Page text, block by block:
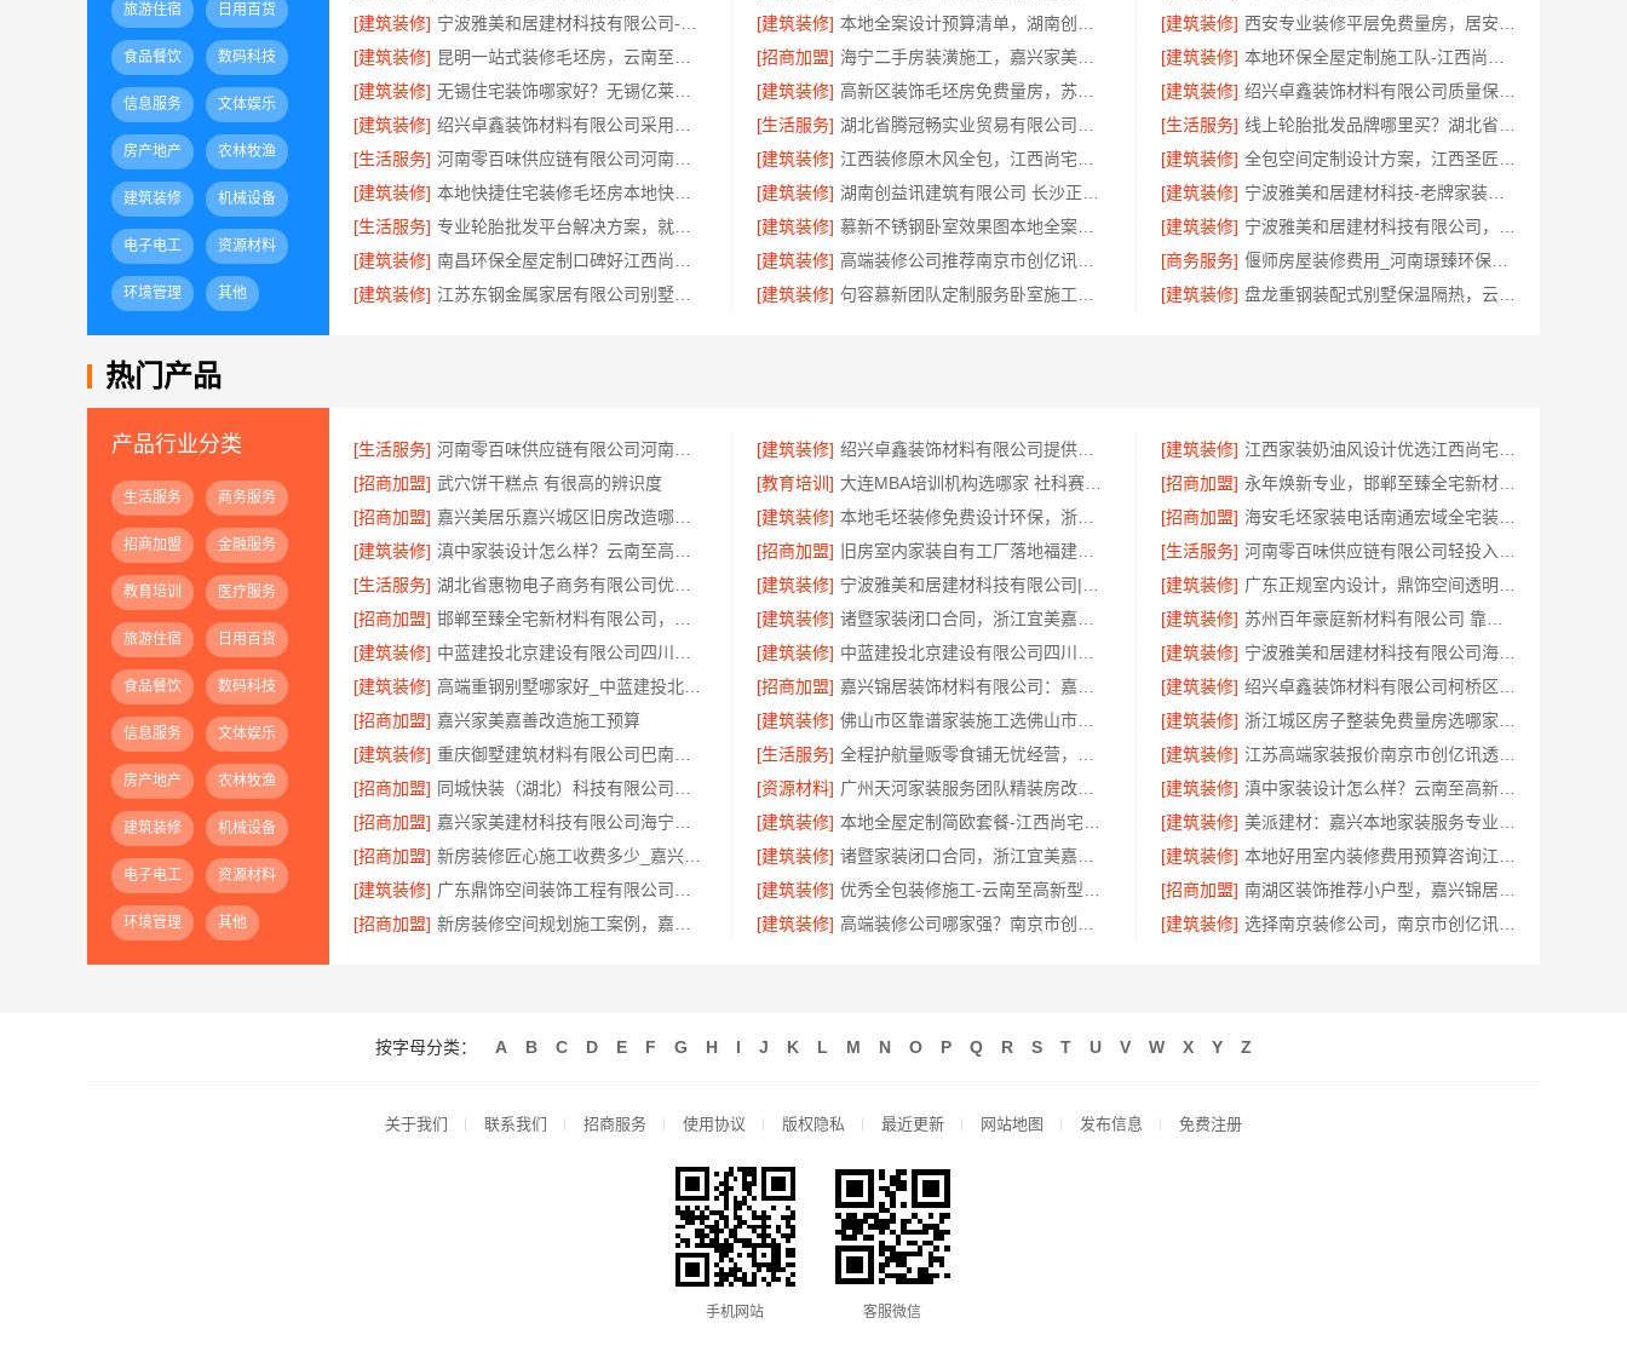
旅游住宿 日用百货
食品餐饮 数码科技
信息服务 文体娱乐
房产地产 农林牧渔
建筑装修 机械设备
电子电工 资源材料
环境管理 其他
[建筑装修]
[建筑装修] [建筑装修]
[建筑装修]
[招商加盟] [建筑装修]
[建筑装修]
[建筑装修] [建筑装修]
绍兴卓鑫装饰材料有限公司质量保障放心选
[建筑装修]
[生活服务] [生活服务]
[生活服务]
[建筑装修] [建筑装修]
[建筑装修]
[建筑装修] [建筑装修]
宁波雅美和居建材科技-老牌家装设计施工对接
[生活服务]
[建筑装修] [建筑装修]
[建筑装修]
[建筑装修] [商务服务]
偃师房屋装修费用_河南璟臻环保建材一站式服务
[建筑装修]
[建筑装修] [建筑装修] 盘龙重钢装配式别墅保温隔热，云南晟构建筑建材有限公司
热门产品
产品行业分类
生活服务 商务服务
招商加盟 金融服务
教育培训 医疗服务
旅游住宿 日用百货
食品餐饮 数码科技
信息服务 文体娱乐
房产地产 农林牧渔
建筑装修 机械设备
电子电工 资源材料
环境管理 其他
[生活服务] [建筑装修] [建筑装修]
[招商加盟] 武穴饼干糕点 有很高的辨识度 [教育培训] [招商加盟]
永年焕新专业，邯郸至臻全宅新材料有限公司专注全屋整装解决方案
[招商加盟]
[建筑装修] [招商加盟]
海安毛坯家装电话南通宏域全宅装饰建材有限公司
[建筑装修]
[招商加盟] [生活服务]
[生活服务]
[建筑装修] [建筑装修]
[招商加盟]
[建筑装修] [建筑装修]
[建筑装修]
[建筑装修] [建筑装修]
宁波雅美和居建材科技有限公司海曙家装施工线下门店地址
[建筑装修]
[招商加盟] [建筑装修]
[招商加盟] 嘉兴家美嘉善改造施工预算 [建筑装修] [建筑装修]
[建筑装修]
[生活服务] [建筑装修]
江苏高端家装报价南京市创亿讯透明无忧
[招商加盟]
[资源材料] [建筑装修]
滇中家装设计怎么样？云南至高新型建材有限公司口碑佳
[招商加盟]
[建筑装修] [建筑装修]
[招商加盟]
[建筑装修] [建筑装修]
[建筑装修]
[建筑装修] [招商加盟]
[招商加盟]
[建筑装修] [建筑装修]
按字母分类： A B C D E F G H I J K L M N O P Q R S T U V W X Y Z
关于我们 联系我们 招商服务 使用协议 版权隐私 最近更新 网站地图 发布信息 免费注册
手机网站 客服微信